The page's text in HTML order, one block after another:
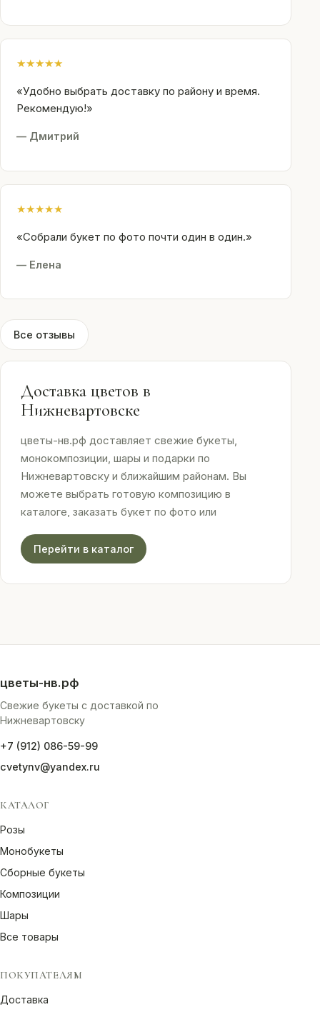
★★★★★
«Удобно выбрать доставку по району и время.
Рекомендую!»
— Дмитрий
★★★★★
«Собрали букет по фото почти один в один.»
— Елена
Все отзывы
Доставка цветов в
Нижневартовске
цветы-нв.рф доставляет свежие букеты,
монокомпозиции, шары и подарки по
Нижневартовску и ближайшим районам. Вы
можете выбрать готовую композицию в
каталоге, заказать букет по фото или
Мы работаем с живыми цветами, отправляем
Перейти в каталог
цветы-нв.рф
Свежие букеты с доставкой по
Нижневартовску
+7 (912) 086-59-99
cvetynv@yandex.ru
КАТАЛОГ
Розы
Монобукеты
Сборные букеты
Композиции
Шары
Все товары
ПОКУПАТЕЛЯМ
Доставка